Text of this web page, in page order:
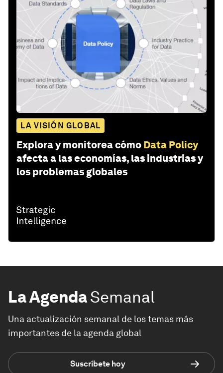
LA VISIÓN GLOBAL
Explora y monitorea cómo Data Policy
afecta a las economías, las industrias y
los problemas globales
La AgendaSemanal
Una actualización semanal de los temas más
importantes de la agenda global
Suscríbete hoy